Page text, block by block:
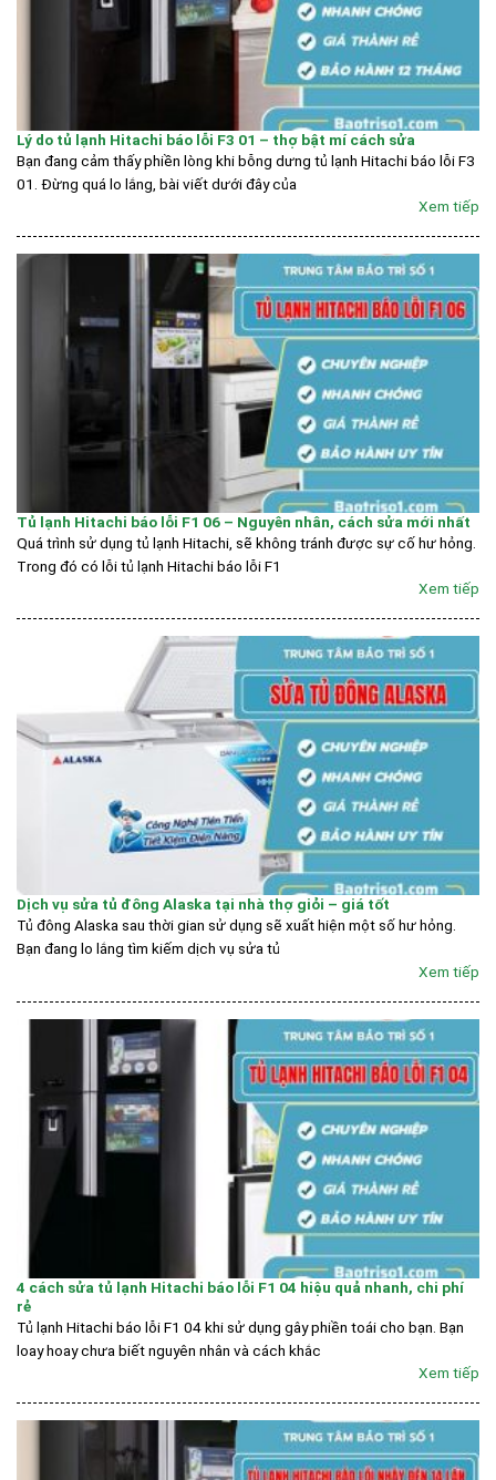
Lý do tủ lạnh Hitachi báo lỗi F3 01 – thợ bật mí cách sửa
Bạn đang cảm thấy phiền lòng khi bỗng dưng tủ lạnh Hitachi báo lỗi F3
01. Đừng quá lo lắng, bài viết dưới đây của
Xem tiếp
Tủ lạnh Hitachi báo lỗi F1 06 – Nguyên nhân, cách sửa mới nhất
Quá trình sử dụng tủ lạnh Hitachi, sẽ không tránh được sự cố hư hỏng.
Trong đó có lỗi tủ lạnh Hitachi báo lỗi F1
Xem tiếp
Dịch vụ sửa tủ đông Alaska tại nhà thợ giỏi – giá tốt
Tủ đông Alaska sau thời gian sử dụng sẽ xuất hiện một số hư hỏng.
Bạn đang lo lắng tìm kiếm dịch vụ sửa tủ
Xem tiếp
4 cách sửa tủ lạnh Hitachi báo lỗi F1 04 hiệu quả nhanh, chi phí
rẻ
Tủ lạnh Hitachi báo lỗi F1 04 khi sử dụng gây phiền toái cho bạn. Bạn
loay hoay chưa biết nguyên nhân và cách khắc
Xem tiếp